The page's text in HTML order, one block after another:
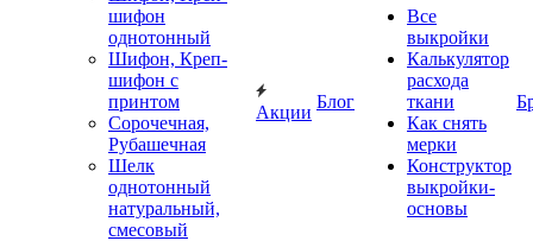
шифон
однотонный
Шифон, Креп-
шифон с
принтом
Сорочечная,
Рубашечная
Шелк
однотонный
натуральный,
смесовый
Акции
Блог
Все
выкройки
Калькулятор
расхода
ткани
Как снять
мерки
Конструктор
выкройки-
основы